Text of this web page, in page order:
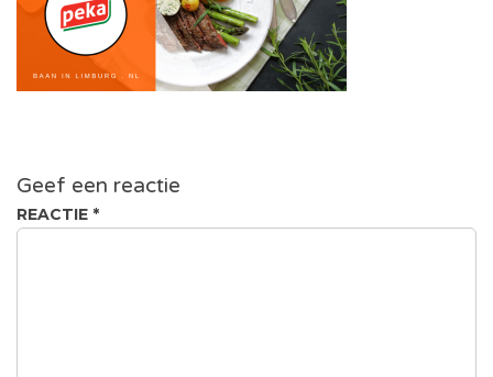
Geef een reactie
REACTIE *